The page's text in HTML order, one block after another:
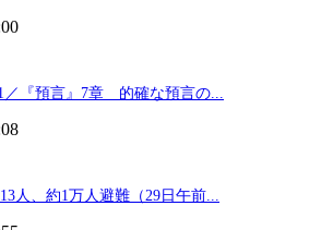
／『預言』7章 的確な預言の...
人、約1万人避難（29日午前...